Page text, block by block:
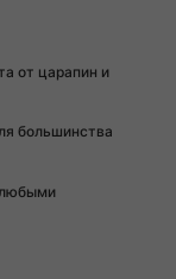
от царапин и
большинства